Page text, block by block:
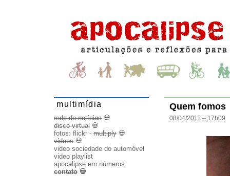
Quem fomos
08/04/2011 – 17h09
multimídia
rede de notícias 💀
disco virtual 💀
fotos: flickr - multiply 💀
videos 💀
video sociedade do automóvel
video playlist
apocalipse em números
contato 💀